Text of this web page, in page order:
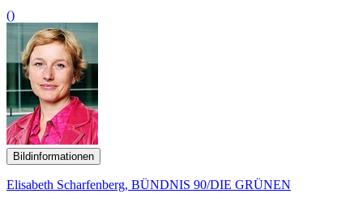
()
Bildinformationen
Elisabeth Scharfenberg, BÜNDNIS 90/DIE GRÜNEN